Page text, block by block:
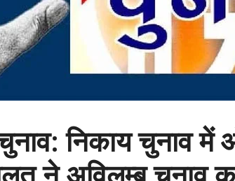
निकाय चुनाव में